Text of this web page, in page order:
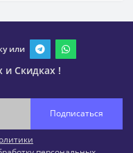
или
Скидках !
Подписаться